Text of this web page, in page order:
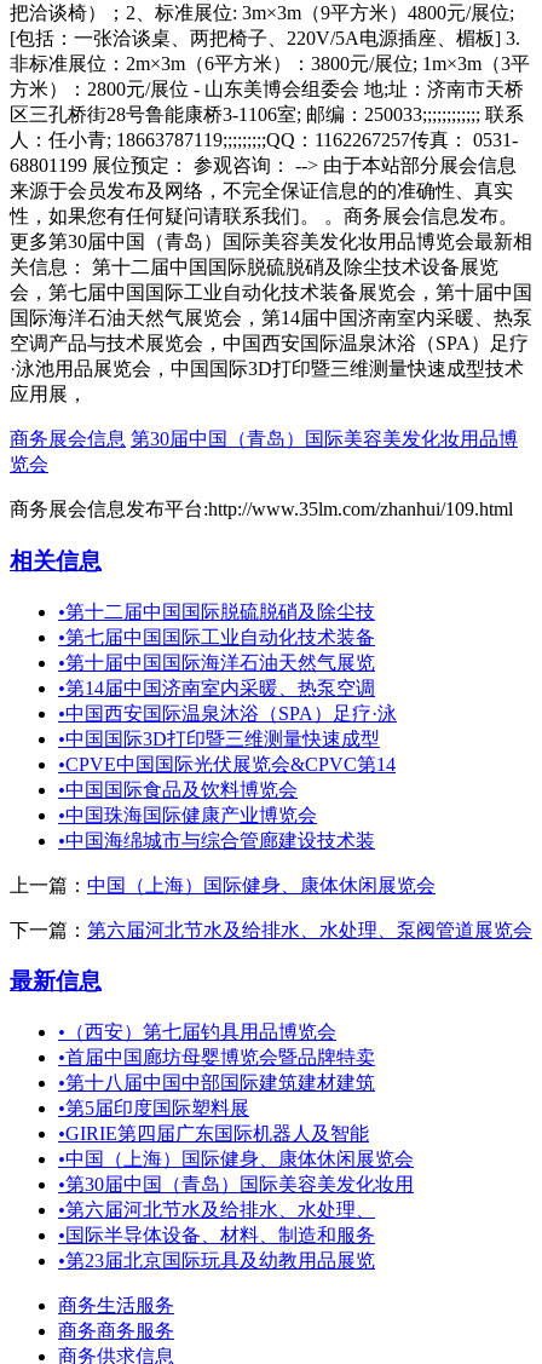
把洽谈椅）；2、标准展位: 3m×3m（9平方米）4800元/展位;
[包括：一张洽谈桌、两把椅子、220V/5A电源插座、楣板] 3.
非标准展位：2m×3m（6平方米）：3800元/展位; 1m×3m（3平
方米）：2800元/展位 - 山东美博会组委会 地;址：济南市天桥
区三孔桥街28号鲁能康桥3-1106室; 邮编：250033;;;;;;;;;;;; 联系
人：任小青; 18663787119;;;;;;;;;QQ：1162267257传真： 0531-
68801199 展位预定： 参观咨询： --> 由于本站部分展会信息
来源于会员发布及网络，不完全保证信息的的准确性、真实
性，如果您有任何疑问请联系我们。 。商务展会信息发布。
更多第30届中国（青岛）国际美容美发化妆用品博览会最新相
关信息： 第十二届中国国际脱硫脱硝及除尘技术设备展览
会，第七届中国国际工业自动化技术装备展览会，第十届中国
国际海洋石油天然气展览会，第14届中国济南室内采暖、热泵
空调产品与技术展览会，中国西安国际温泉沐浴（SPA）足疗
·泳池用品展览会，中国国际3D打印暨三维测量快速成型技术
应用展，
商务展会信息 第30届中国（青岛）国际美容美发化妆用品博
览会
商务展会信息发布平台:http://www.35lm.com/zhanhui/109.html
相关信息
•第十二届中国国际脱硫脱硝及除尘技
•第七届中国国际工业自动化技术装备
•第十届中国国际海洋石油天然气展览
•第14届中国济南室内采暖、热泵空调
•中国西安国际温泉沐浴（SPA）足疗·泳
•中国国际3D打印暨三维测量快速成型
•CPVE中国国际光伏展览会&CPVC第14
•中国国际食品及饮料博览会
•中国珠海国际健康产业博览会
•中国海绵城市与综合管廊建设技术装
上一篇： 中国（上海）国际健身、康体休闲展览会
下一篇： 第六届河北节水及给排水、水处理、泵阀管道展览会
最新信息
• （西安）第七届钓具用品博览会
•首届中国廊坊母婴博览会暨品牌特卖
•第十八届中国中部国际建筑建材建筑
•第5届印度国际塑料展
•GIRIE第四届广东国际机器人及智能
•中国（上海）国际健身、康体休闲展览会
•第30届中国（青岛）国际美容美发化妆用
•第六届河北节水及给排水、水处理、
•国际半导体设备、材料、制造和服务
•第23届北京国际玩具及幼教用品展览
商务生活服务
商务商务服务
商务供求信息